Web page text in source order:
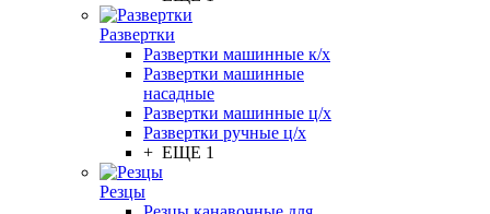
Развертки
Развертки машинные к/х
Развертки машинные
насадные
Развертки машинные ц/х
Развертки ручные ц/х
+ ЕЩЕ 1
Резцы